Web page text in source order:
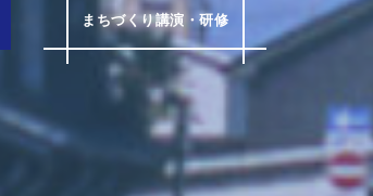
まちづくり講演・研修